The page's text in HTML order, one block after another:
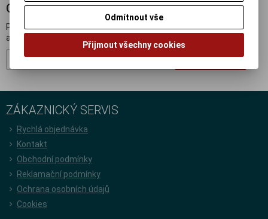
ODBĚR NOVINEK
Přihlašte se k odběru novinek a buďte informováni o novinkách,
akcích a soutěžích.
Registrovat
ZÁKAZNICKÝ SERVIS
Rychlá objednávka
Kontakt
Obchodní podmínky
Reklamační podmínky
Ochrana osobních údajů
Cookies
Odmítnout vše
Přijmout všechny cookies